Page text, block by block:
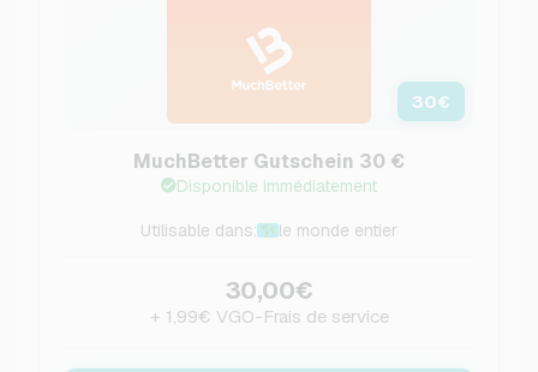
30€
MuchBetter Gutschein 30 €
Disponible immédiatement
Utilisable dans: le monde entier
30,00€
+ 1,99€ VGO-Frais de service